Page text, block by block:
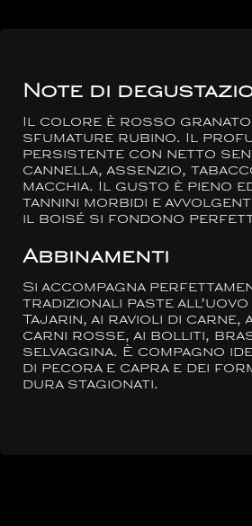
Note di
Il colore è rosso
sfumature rubino. Il
persistente con netto
cannella, assenzio,
macchia. Il gusto è pieno
tannini morbidi e
il boisé si fondono
Abbinamenti
Si accompagna
tradizionali paste
Tajarin, ai ravioli di carne,
carni rosse, ai bolliti,
selvaggina. È compagno
di pecora e capra e dei
dura stagionati.